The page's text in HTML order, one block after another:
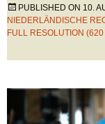
PUBLISHED ON 10.
NIEDERLÄNDISCHE
FULL RESOLUTION